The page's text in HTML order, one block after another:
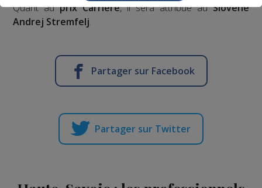
Quant auprix Carrière, il sera attribué auSlovène
Andrej Stremfelj.
Partager sur Facebook
Partager sur Twitter